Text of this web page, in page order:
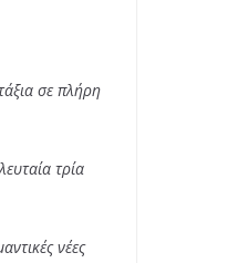
σε πλήρη
τρία
νέες